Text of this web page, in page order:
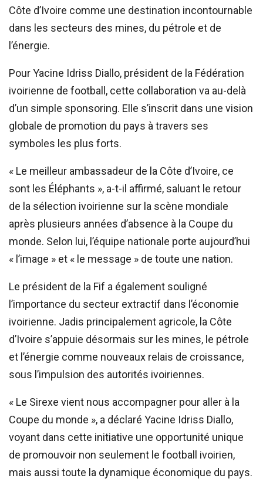
Côte d’Ivoire comme une destination incontournable
dans les secteurs des mines, du pétrole et de
l’énergie.
Pour Yacine Idriss Diallo, président de la Fédération
ivoirienne de football, cette collaboration va au-delà
d’un simple sponsoring. Elle s’inscrit dans une vision
globale de promotion du pays à travers ses
symboles les plus forts.
« Le meilleur ambassadeur de la Côte d’Ivoire, ce
sont les Éléphants », a-t-il affirmé, saluant le retour
de la sélection ivoirienne sur la scène mondiale
après plusieurs années d’absence à la Coupe du
monde. Selon lui, l’équipe nationale porte aujourd’hui
« l’image » et « le message » de toute une nation.
Le président de la Fif a également souligné
l’importance du secteur extractif dans l’économie
ivoirienne. Jadis principalement agricole, la Côte
d’Ivoire s’appuie désormais sur les mines, le pétrole
et l’énergie comme nouveaux relais de croissance,
sous l’impulsion des autorités ivoiriennes.
« Le Sirexe vient nous accompagner pour aller à la
Coupe du monde », a déclaré Yacine Idriss Diallo,
voyant dans cette initiative une opportunité unique
de promouvoir non seulement le football ivoirien,
mais aussi toute la dynamique économique du pays.